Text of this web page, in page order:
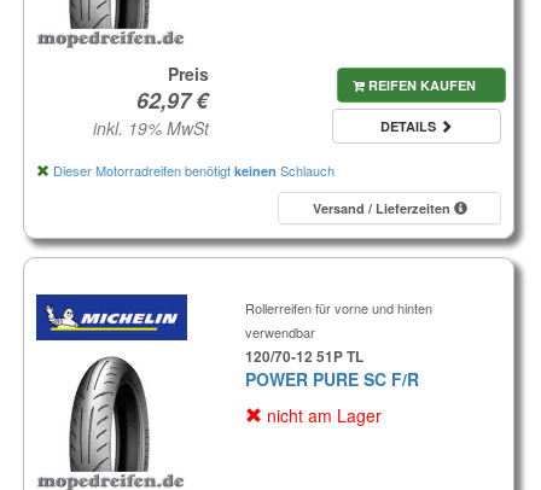
Preis
inkl. 19% MwSt
REIFEN KAUFEN
DETAILS
Dieser Motorradreifen benötigt keinen Schlauch
Versand / Lieferzeiten
Rollerreifen für vorne und hinten
verwendbar
120/70-12 51P TL
POWER PURE SC F/R
nicht am Lager